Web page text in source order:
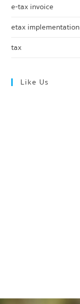
e-tax invoice
etax implementation
tax
Like Us